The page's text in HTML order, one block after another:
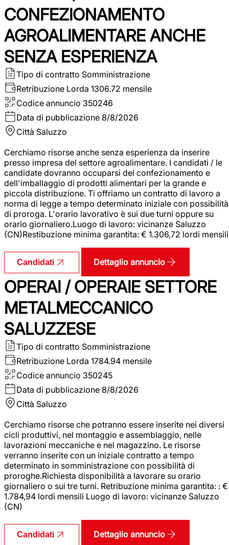
CONFEZIONAMENTO
AGROALIMENTARE ANCHE
SENZA ESPERIENZA
Tipo di contratto Somministrazione
Retribuzione Lorda 1306.72 mensile
Codice annuncio 350246
Data di pubblicazione 8/8/2026
Città Saluzzo
Cerchiamo risorse anche senza esperienza da inserire
presso impresa del settore agroalimentare. I candidati / le
candidate dovranno occuparsi del confezionamento e
dell'imballaggio di prodotti alimentari per la grande e
piccola distribuzione. Ti offriamo un contratto di lavoro a
norma di legge a tempo determinato iniziale con possibilità
di proroga. L'orario lavorativo è sui due turni oppure su
orario giornaliero.Luogo di lavoro: vicinanze Saluzzo
(CN)Restibuzione minima garantita: € 1.306,72 lordi mensili
Candidati Dettaglio annuncio
OPERAI / OPERAIE SETTORE
METALMECCANICO
SALUZZESE
Tipo di contratto Somministrazione
Retribuzione Lorda 1784.94 mensile
Codice annuncio 350245
Data di pubblicazione 8/8/2026
Città Saluzzo
Cerchiamo risorse che potranno essere inserite nei diversi
cicli produttivi, nel montaggio e assemblaggio, nelle
lavorazioni meccaniche e nel magazzino. Le risorse
verranno inserite con un iniziale contratto a tempo
determinato in somministrazione con possibilità di
proroghe.Richiesta disponibilità a lavorare su orario
giornaliero o sui tre turni. Retribuzione minima garantita: : €
1.784,94 lordi mensili Luogo di lavoro: vicinanze Saluzzo
(CN)
Candidati Dettaglio annuncio